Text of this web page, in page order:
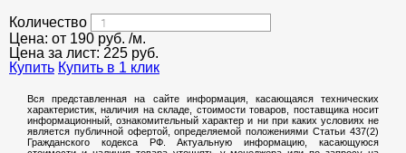
Количество
Цена: от 190 руб. /м.
Цена за лист: 225 руб.
Купить Купить в 1 клик
Вся представленная на сайте информация, касающаяся технических
характеристик, наличия на складе, стоимости товаров, поставщика носит
информационный, ознакомительный характер и ни при каких условиях не
является публичной офертой, определяемой положениями Статьи 437(2)
Гражданского кодекса РФ. Актуальную информацию, касающуюся